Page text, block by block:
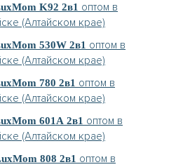
K92 2в1 оптом в
(Алтайском крае)
530W 2в1 оптом в
(Алтайском крае)
780 2в1 оптом в
(Алтайском крае)
601А 2в1 оптом в
(Алтайском крае)
808 2в1 оптом в